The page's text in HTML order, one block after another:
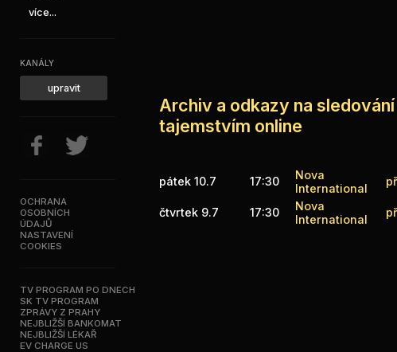
více...
KANÁLY
upravit
OCHRANA
OSOBNÍCH
ÚDAJŮ
NASTAVENÍ
COOKIES
TV PROGRAM PO DNECH
SK TV PROGRAM
ZPRÁVY Z PRAHY
NEJBLIŽŠÍ BANKOMAT
NEJBLIŽŠÍ LÉKAŘ
EV CHARGE US
Archiv a odkazy na
tajemstvím online
pátek 10.7 17:30
Nova
International
čtvrtek 9.7 17:30
Nova
International